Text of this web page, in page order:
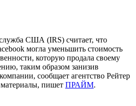
США (IRS) считает, что
могла уменьшить стоимость
которую продала своему
таким образом занизив
сообщает агентство Рейтер
пишет ПРАЙМ.